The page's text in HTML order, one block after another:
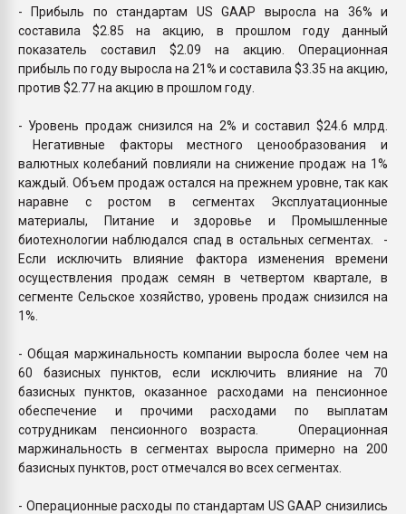
- Прибыль по стандартам US GAAP выросла на 36% и
составила $2.85 на акцию, в прошлом году данный
показатель составил $2.09 на акцию. Операционная
прибыль по году выросла на 21% и составила $3.35 на акцию,
против $2.77 на акцию в прошлом году.
- Уровень продаж снизился на 2% и составил $24.6 млрд.
Негативные факторы местного ценообразования и
валютных колебаний повлияли на снижение продаж на 1%
каждый. Объем продаж остался на прежнем уровне, так как
наравне с ростом в сегментах Эксплуатационные
материалы, Питание и здоровье и Промышленные
биотехнологии наблюдался спад в остальных сегментах. -
Если исключить влияние фактора изменения времени
осуществления продаж семян в четвертом квартале, в
сегменте Сельское хозяйство, уровень продаж снизился на
1%.
- Общая маржинальность компании выросла более чем на
60 базисных пунктов, если исключить влияние на 70
базисных пунктов, оказанное расходами на пенсионное
обеспечение и прочими расходами по выплатам
сотрудникам пенсионного возраста. Операционная
маржинальность в сегментах выросла примерно на 200
базисных пунктов, рост отмечался во всех сегментах.
- Операционные расходы по стандартам US GAAP снизились